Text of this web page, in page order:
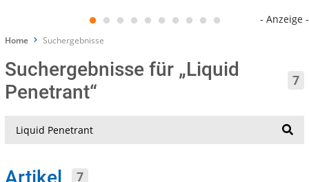
- Anzeige -
Home Suchergebnisse
Suchergebnisse für „Liquid
Penetrant“
7
Artikel 7